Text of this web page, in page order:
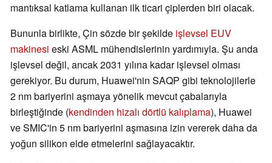
mantıksal katlama kullanan ilk ticari çiplerden biri olacak.
Bununla birlikte, Çin sözde bir şekilde işlevsel EUV
makinesi eski ASML mühendislerinin yardımıyla. Şu anda
işlevsel değil, ancak 2031 yılına kadar işlevsel olması
gerekiyor. Bu durum, Huawei'nin SAQP gibi teknolojilerle
2 nm bariyerini aşmaya yönelik mevcut çabalarıyla
birleştiğinde (kendinden hizalı dörtlü kalıplama), Huawei
ve SMIC'in 5 nm bariyerini aşmasına izin vererek daha da
yoğun silikon elde etmelerini sağlayacaktır.